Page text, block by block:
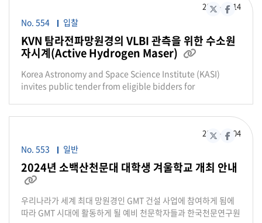
계획) NASA 앰배서더 폴 윤 교수와 한국 최초 우주인 이소연 박사
가 강연을 펼칩니다. 각각 달과 화성 탐사 그리고 한국인 최초 우주
인이 되기까지의 과정과 국제우주정거장의 생활을 다룰 예정입니
다. 강연 후에는 한국천문연구원 본원의 우주탐사 주제 대표 연구
실인 탐사과학운영실과 우주환경감시실을 방문하게 됩니다. 선착
순으로 모집하오니, 많은 관심과 참여 바랍니다. ㅇ 행사 개요 1)
행사명: Moon To Mars-과학도시 대전과 함께하는 KASI 스페이
스 아카데미 2) 일 시: 2023. 1. 13.(토) 10:00~13:00 3) 장 소:
한국천문연구원 은하수홀 소극장 4) 접 수: 선착순 모집 / 구글 신
청서 제출(https://forms.gle/Q6Dg9139omwCThED9) ** 참
가자 추첨을 통해 천문연 특별기념품 증정 5) 담당자: 한국천문연
구원 대국민홍보팀 이희림(042-865-2015) 과학도시 대전과 함께
하는 MOON TO MARS KASI 스페이스 아카데미 모집 일시 : 2024
년 1월 13일(토) 10:00~13:00 장소 : 한국천문연구원 은하수홀 소
극장 대상 : 누구나 접수 : 선착순 접수 2024녀 1월 11일(목)까 프
운영실- 우주환경감시실 강연자 폴윤 NASA 앰배서더 하버드 대학
교 입학사정관 엘카미노 대학교 수학과 교수 이소연 한국 최초 우
14
2023-12
No. 554 입찰
KVN 탐라전파망원경의 VLBI 관측을 위한 수소원
자시계(Active Hydrogen Maser)
Korea Astronomy and Space Science Institute (KASI)
invites public tender from eligible bidders for
Hydrogen Maser) / 1ea 2) Method of Bid: International
Competitive Open Tender 3) Allocated Budget: USD
350,000 4) Delivery term: CIP Incheon Airport
(INCOTERMS 2020) 2. Submission of the Bid 1) Bid
Closing Date and Time: 22th December, 2023, 15:00 in
Korean local time 2) Bid Documents: Bid Application,
Price Proposal, Documents for Specification, Certificate
of Manufacturer, a copy of certificate of Business
X(구 트위터)
페이스북
04
2023-12
No. 553 일반
2024년 소백산천문대 대학생 겨울학교 개최 안내
우리나라가 세계 최대 망원경인 GMT 건설 사업에 참여하게 됨에
따라 GMT 시대에 활동하게 될 예비 천문학자들과 한국천문연구원
X(구 트위터)
페이스북